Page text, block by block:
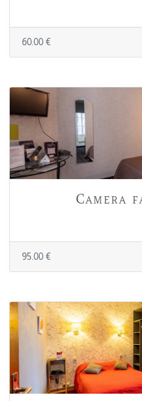
60.00 €
Camera
95.00 €